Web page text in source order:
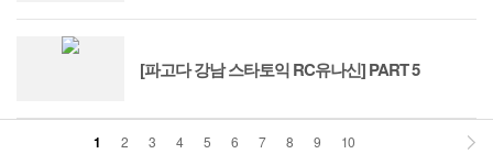
[파고다 강남 스타토익 RC유나신] PART 5
1 2 3 4 5 6 7 8 9 10